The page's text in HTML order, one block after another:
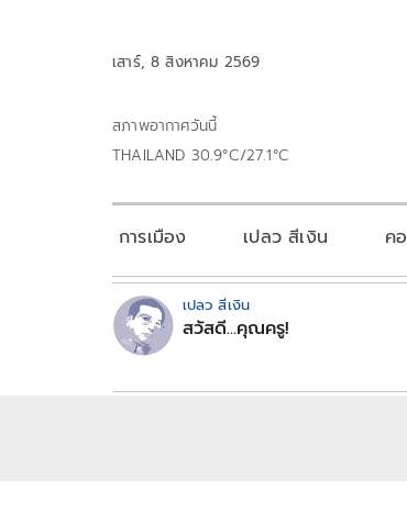
เสาร์, 8 สิงหาคม 2569
สภาพอากาศวันนี้
THAILAND 30.9°C/27.1°C
การเมือง เปลว สีเงิน ค
เปลว สีเงิน
สวัสดี...คุณครู!